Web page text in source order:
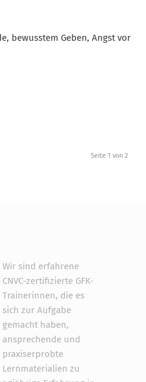
bewusstem Geben, Angst vor
Seite 1 von 2
Wir sind erfahrene
CNVC-zertifizierte GFK-
Trainerinnen, die es
sich zur Aufgabe
gemacht haben,
ansprechende und
praxiserprobte
Lernmaterialien zu